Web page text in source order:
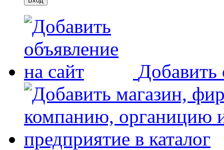
Добавить